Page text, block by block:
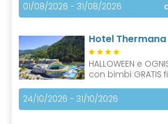
01/08/2026 - 31/08/2026
Hotel
HALLOWEEN e
con bimbi GRATIS
24/10/2026 - 31/10/2026